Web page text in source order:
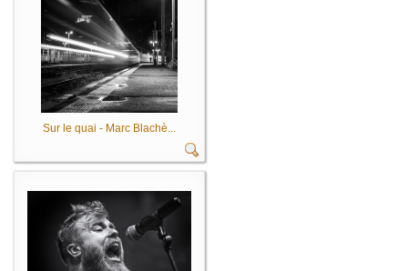
Sur le quai - Marc Blachè...